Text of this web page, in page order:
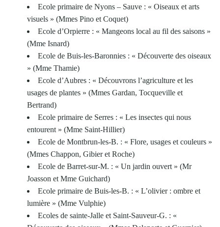
Ecole primaire de Nyons – Sauve : « Oiseaux et arts
visuels » (Mmes Pino et Coquet)
Ecole d’Orpierre : « Mangeons local au fil des saisons »
(Mme Isnard)
Ecole de Buis-les-Baronnies : « Découverte des oiseaux
» (Mme Thamie)
Ecole d’Aubres : « Découvrons l’agriculture et les
usages de plantes » (Mmes Gardan, Tocqueville et
Bertrand)
Ecole primaire de Serres : « Les insectes qui nous
entourent » (Mme Saint-Hillier)
Ecole de Montbrun-les-B. : « Flore, usages et couleurs »
(Mmes Chappon, Gibier et Roche)
Ecole de Barret-sur-M. : « Un jardin ouvert » (Mr
Joasson et Mme Guichard)
Ecole primaire de Buis-les-B. : « L’olivier : ombre et
lumière » (Mme Vulphie)
Ecoles de sainte-Jalle et Saint-Sauveur-G. : «